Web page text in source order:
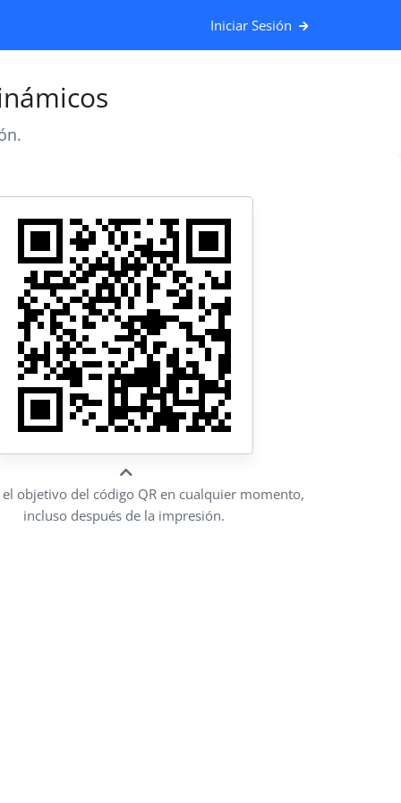
Iniciar Sesión
el objetivo del código QR en cualquier momento,
incluso después de la impresión.